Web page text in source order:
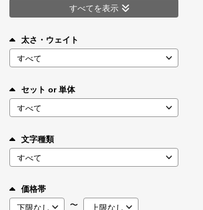
お問い合わせ
すべてを表示
太さ・ウェイト
セット or 単体
文字種類
価格帯
〜